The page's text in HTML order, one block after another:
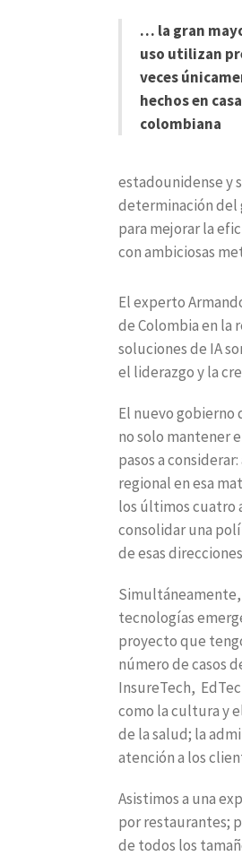
… la gran
uso utilizan
veces
hechos en
colombiana
estadounidense y
determinación del
para mejorar la
con ambiciosas
El experto
de Colombia en la
soluciones de IA
el liderazgo y la
El nuevo gobierno
no solo mantener
pasos a
regional en esa
los últimos cuatro
consolidar una
de esas
tecnologías
proyecto que
número de casos
InsureTech,
como la cultura y
de la salud; la
atención a los
Asistimos a una
por restaurantes;
de todos los